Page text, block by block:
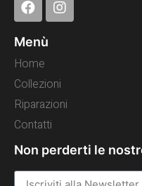
Menù
Home
Collezioni
Riparazioni
Contatti
Non perderti le